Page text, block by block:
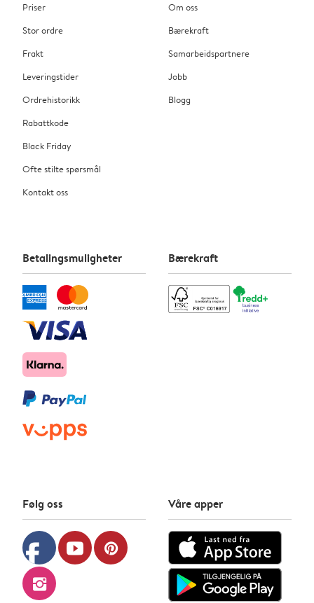
Priser
Stor ordre
Frakt
Leveringstider
Ordrehistorikk
Rabattkode
Black Friday
Ofte stilte spørsmål
Kontakt oss
Om oss
Bærekraft
Samarbeidspartnere
Jobb
Blogg
Betalingsmuligheter Bærekraft
Følg oss
facebook youtube pinterest
instagram
Våre apper